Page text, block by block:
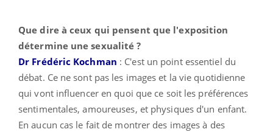
Que dire à ceux qui pensent que l'exposition
détermine une sexualité ?
Dr Frédéric Kochman : C'est un point essentiel du
débat. Ce ne sont pas les images et la vie quotidienne
qui vont influencer en quoi que ce soit les préférences
sentimentales, amoureuses, et physiques d'un enfant.
En aucun cas le fait de montrer des images à des